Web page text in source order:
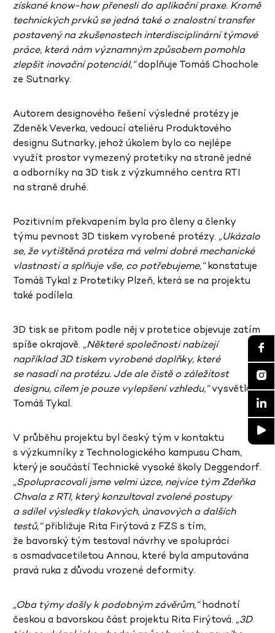
získané know-how přenesli do aplikační praxe. Kromě
technických prvků se jedná také o znalostní transfer
postavený na zkušenostech interdisciplinární týmové
práce, která nám významným způsobem pomohla
zlepšit inovační potenciál,“doplňuje Tomáš Chochole
ze Sutnarky.
Autorem designového řešení výsledné protézy je
Zdeněk Veverka, vedoucí ateliéru Produktového
designu Sutnarky, jehož úkolem bylo co nejlépe
využít prostor vymezený protetiky na straně jedné
a odborníky na 3D tisk z výzkumného centra RTI
na straně druhé.
Pozitivním překvapením byla pro členy a členky
týmu pevnost 3D tiskem vyrobené protézy. „Ukázalo
se, že vytištěná protéza má velmi dobré mechanické
vlastnosti a splňuje vše, co potřebujeme,“konstatuje
Tomáš Tykal z Protetiky Plzeň, která se na projektu
také podílela.
3D tisk se přitom podle něj v protetice objevuje zatím
spíše okrajově. „Některé společnosti nabízejí
například 3D tiskem vyrobené doplňky, které
se nasadí na protézu. Jde ale čistě o záležitost
designu, cílem je pouze vylepšení vzhledu,“vysvětluje
Tomáš Tykal.
V průběhu projektu byl český tým v kontaktu
s výzkumníky z Technologického kampusu Cham,
který je součástí Technické vysoké školy Deggendorf.
„Spolupracovali jsme velmi úzce, nejvíce tým Zdeňka
Chvala z RTI, který konzultoval zvolené postupy
a sdílel výsledky tlakových, únavových a dalších
testů,“přibližuje Rita Firýtová z FZS s tím,
že bavorský tým testoval návrhy ve spolupráci
s osmadvacetiletou Annou, které byla amputována
pravá ruka z důvodu vrozené deformity.
„Oba týmy došly k podobným závěrům,“hodnotí
českou a bavorskou část projektu Rita Firýtová. „3D